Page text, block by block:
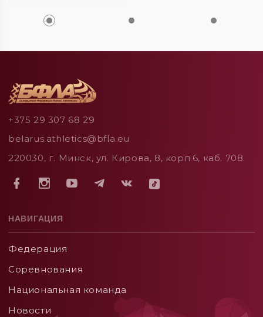
+375 29 307 68 29
belarus.athletics@bfla.eu
220030, г. Минск, ул. Кирова, 8, корп.6, каб. 708.
НАВИГАЦИЯ
Федерация
Соревнования
Национальная команда
Новости